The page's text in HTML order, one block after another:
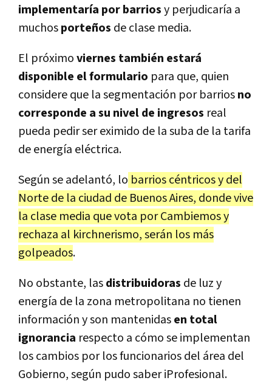
implementaría por barriosy perjudicaría a
muchosporteños de clase media.
El próximoviernes también estará
disponible el formulario para que, quien
considere que la segmentación por barriosno
corresponde a su nivel de ingresos real
pueda pedir ser eximido de la suba de la tarifa
de energía eléctrica.
Según se adelantó, lo barrios céntricos y del
Norte de la ciudad de Buenos Aires, donde vive
la clase media que vota por Cambiemos y
rechaza al kirchnerismo, serán los más
golpeados.
No obstante, lasdistribuidoras de luz y
energía de la zona metropolitana no tienen
información y son mantenidasen total
ignorancia respecto a cómo se implementan
los cambios por los funcionarios del área del
Gobierno, según pudo saber iProfesional.